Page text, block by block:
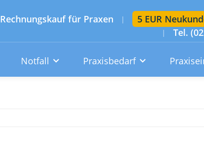
Rechnungskauf für Praxen | 5 EUR
| Tel.
Notfall Praxisbedarf